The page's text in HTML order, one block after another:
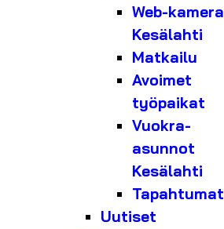
Web-kamera
Kesälahti
Matkailu
Avoimet
työpaikat
Vuokra-
asunnot
Kesälahti
Tapahtumat
Uutiset